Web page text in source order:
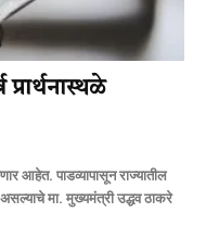
प्रार्थनास्थळे
आहेत. पाडव्यापासून राज्यातील
असल्याचे मा. मुख्यमंत्री उद्धव ठाकरे